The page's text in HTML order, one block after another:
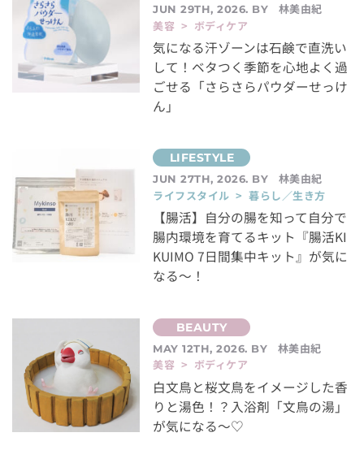
JUN 29TH, 2026. BY
林美由紀
美容 > ボディケア
気になる汗ゾーンは石鹸で直洗い
して！ベタつく季節を心地よく過
ごせる「さらさらパウダーせっけ
ん」
JUN 27TH, 2026. BY
林美由紀
ライフスタイル > 暮らし／生き方
【腸活】自分の腸を知って自分で
腸内環境を育てるキット『腸活KI
KUIMO 7日間集中キット』が気に
なる～！
MAY 12TH, 2026. BY
林美由紀
美容 > ボディケア
白文鳥と桜文鳥をイメージした香
りと湯色！？入浴剤「文鳥の湯」
が気になる～♡